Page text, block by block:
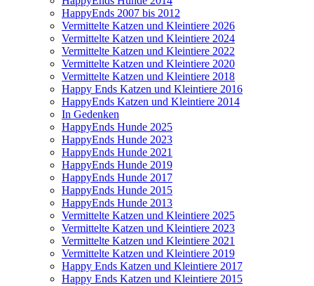
HappyEnds 2007 bis 2012
Vermittelte Katzen und Kleintiere 2026
Vermittelte Katzen und Kleintiere 2024
Vermittelte Katzen und Kleintiere 2022
Vermittelte Katzen und Kleintiere 2020
Vermittelte Katzen und Kleintiere 2018
Happy Ends Katzen und Kleintiere 2016
HappyEnds Katzen und Kleintiere 2014
In Gedenken
HappyEnds Hunde 2025
HappyEnds Hunde 2023
HappyEnds Hunde 2021
HappyEnds Hunde 2019
HappyEnds Hunde 2017
HappyEnds Hunde 2015
HappyEnds Hunde 2013
Vermittelte Katzen und Kleintiere 2025
Vermittelte Katzen und Kleintiere 2023
Vermittelte Katzen und Kleintiere 2021
Vermittelte Katzen und Kleintiere 2019
Happy Ends Katzen und Kleintiere 2017
Happy Ends Katzen und Kleintiere 2015